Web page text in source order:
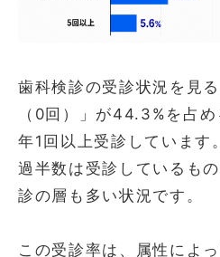
歯科検診の受診状況を見
（0回）」が44.3%を占
年1回以上受診しています。
過半数は受診しているも
診の層も多い状況です。
この受診率は、属性によ